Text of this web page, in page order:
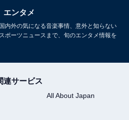
エンタメ
内外の気になる音楽事情、意外と知らない
ポーツニュースまで、旬のエンタメ情報を
連サービス
All About Japan